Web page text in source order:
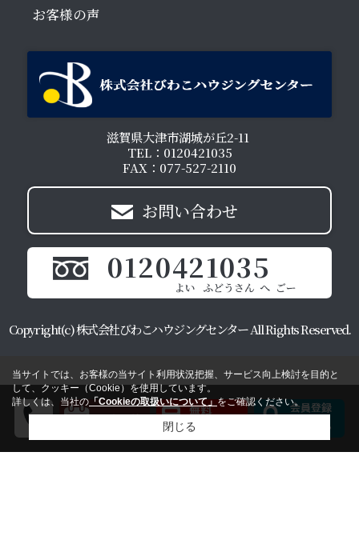
お客様の声
滋賀県大津市湖城が丘2-11
TEL：0120421035
FAX：077-527-2110
お問い合わせ
0120421035
Copyright(c) 株式会社びわこハウジングセンター All Rights Reserved.
当サイトでは、お客様の当サイト利用状況把握、サービス向上検討を目的と
して、クッキー（Cookie）を使用しています。
詳しくは、当社の 「Cookieの取扱いについて」 をご確認ください。
閉じる